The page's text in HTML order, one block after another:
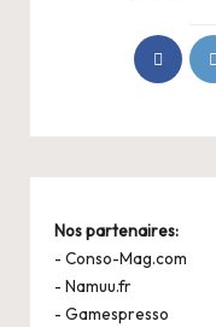
Nos partenaires:
- Conso-Mag.com
- Namuu.fr
- Gamespresso